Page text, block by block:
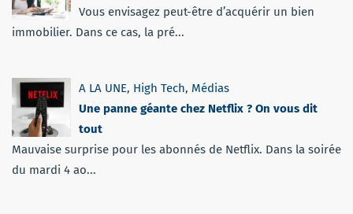
Vous envisagez peut-être d’acquérir un bien
immobilier. Dans ce cas, la pré...
A LA UNE, High Tech, Médias
Une panne géante chez Netflix ? On vous dit
tout
Mauvaise surprise pour les abonnés de Netflix. Dans la soirée
du mardi 4 ao...